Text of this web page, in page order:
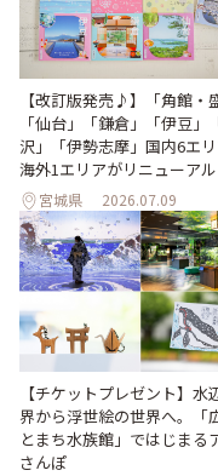
【改訂版発売♪】「角館・
「仙台」「鎌倉」「伊豆」
沢」「伊勢志摩」国内6エ
海外1エリアがリニューアル
宮城県 2026.07.09
【チケットプレゼント】水
界から浮世絵の世界へ。「
とまち水族館」ではじまる
さんぽ